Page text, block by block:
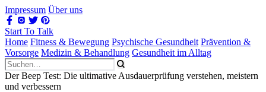
Impressum Über uns
Start To Talk
Home Fitness & Bewegung Psychische Gesundheit Prävention &
Vorsorge Medizin & Behandlung Gesundheit im Alltag
Der Beep Test: Die ultimative Ausdauerprüfung verstehen, meistern
und verbessern